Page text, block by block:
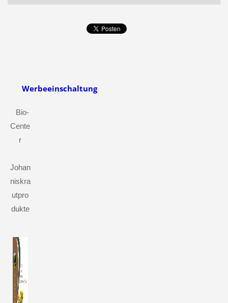
Werbeeinschaltung
Bio-
Cente
r
Johan
niskra
utpro
dukte